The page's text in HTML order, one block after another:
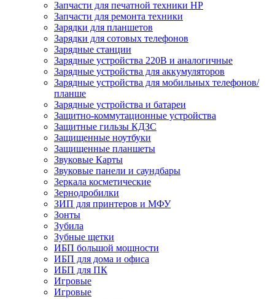
Запчасти для печатной техники HP
Запчасти для ремонта техники
Зарядки для планшетов
Зарядки для сотовых телефонов
Зарядные станции
Зарядные устройства 220В и аналогичные
Зарядные устройства для аккумуляторов
Зарядные устройства для мобильных телефонов/
планше
Зарядные устройства и батареи
Защитно-коммутационные устройства
Защитные гильзы КДЗС
Защищенные ноутбуки
Защищенные планшеты
Звуковые Карты
Звуковые панели и саундбары
Зеркала косметические
Зернодробилки
ЗИП для принтеров и МФУ
Зонты
Зубила
Зубные щетки
ИБП большой мощности
ИБП для дома и офиса
ИБП для ПК
Игровые
Игровые